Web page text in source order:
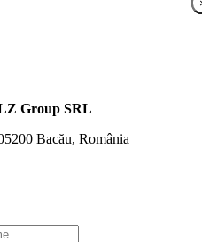
Group SRL
Bacău, România